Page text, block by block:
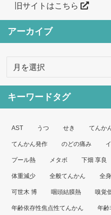
旧サイトはこちら
アーカイブ
カ
イ
キーワードタグ
AST うつ せき てんか
てんかん発作 のどの痛み
プール熱 メタボ 下畑 享良
体重減少 全般てんかん 全
可世木 博 咽頭結膜熱 嗅覚
年齢依存性焦点性てんかん 年齢